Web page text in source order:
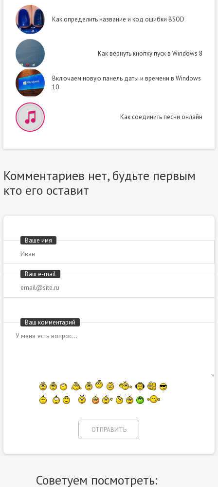
Как определить название и код ошибки BSOD
Как вернуть кнопку пуск в Windows 8
Включаем новую панель даты и времени в Windows
10
Как соединить песни онлайн
Комментариев нет, будьте первым
кто его оставит
Ваше имя
Ваш e-mail
Ваш комментарий
Советуем посмотреть: